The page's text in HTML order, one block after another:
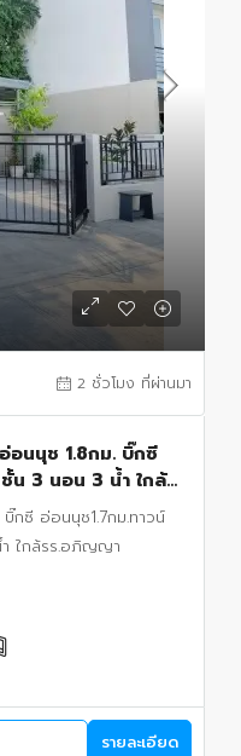
2 ชั่วโมง ที่ผ่านมา
อนนุช 1.8กม. บิ๊กซี
น 3 นอน 3 น้ำ ใกล้
ตร.ว.
กซี อ่อนนุช1.7กม.ทาวน์
ใกล้รร.อภิญญา
รายละเอียด